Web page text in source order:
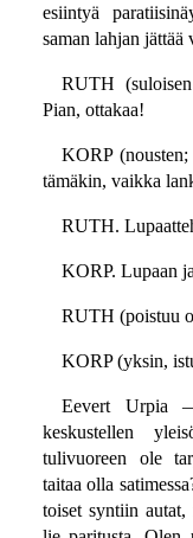
esiintyä
saman lahjan
RUTH
Pian, ottakaa!
KORP
tämäkin, vaikka
RUTH.
KORP. Lupaan
RUTH (poistuu
KORP (yksin,
Eevert Urpia
keskustellen
tulivuoreen ole
taitaa olla
toiset syntiin